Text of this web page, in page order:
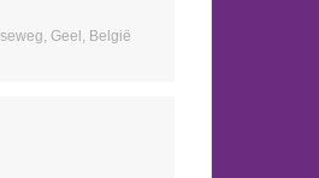
Geel, België